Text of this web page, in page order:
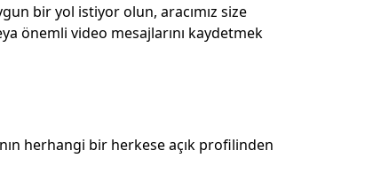
bir yol istiyor olun, aracımız size
önemli video mesajlarını kaydetmek
herhangi bir herkese açık profilinden